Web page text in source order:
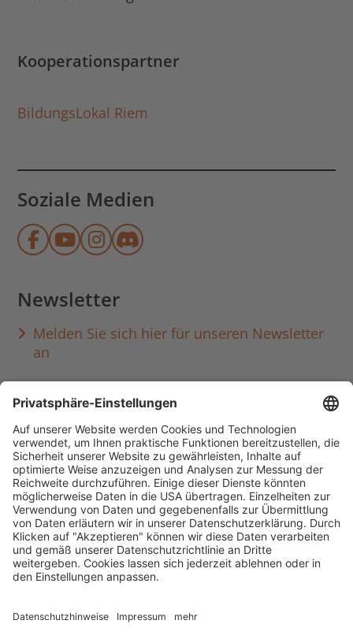
Kooperationspartner
BildungsLokal Riem
Soziale Medien
Münchner Stadtbibliothek auf
Münchner Stadtbibliothek auf
Münchner Stadtbibliothek
Münchner
Newsletter
Melden Sie sich hier für unseren Newsletter
an
Häufig aufgerufen
Standorte & Öffnungszeiten
anmelden & ausleihen
Ausbildung & Karriere
Impressum Datenschutz Barrierefreiheit
literaturportal-bayern.de